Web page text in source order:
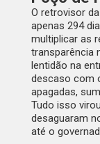
O retrovisor
apenas 294
multiplicar as
transparência
lentidão na
descaso com
apagadas,
Tudo isso
desaguaram
até o